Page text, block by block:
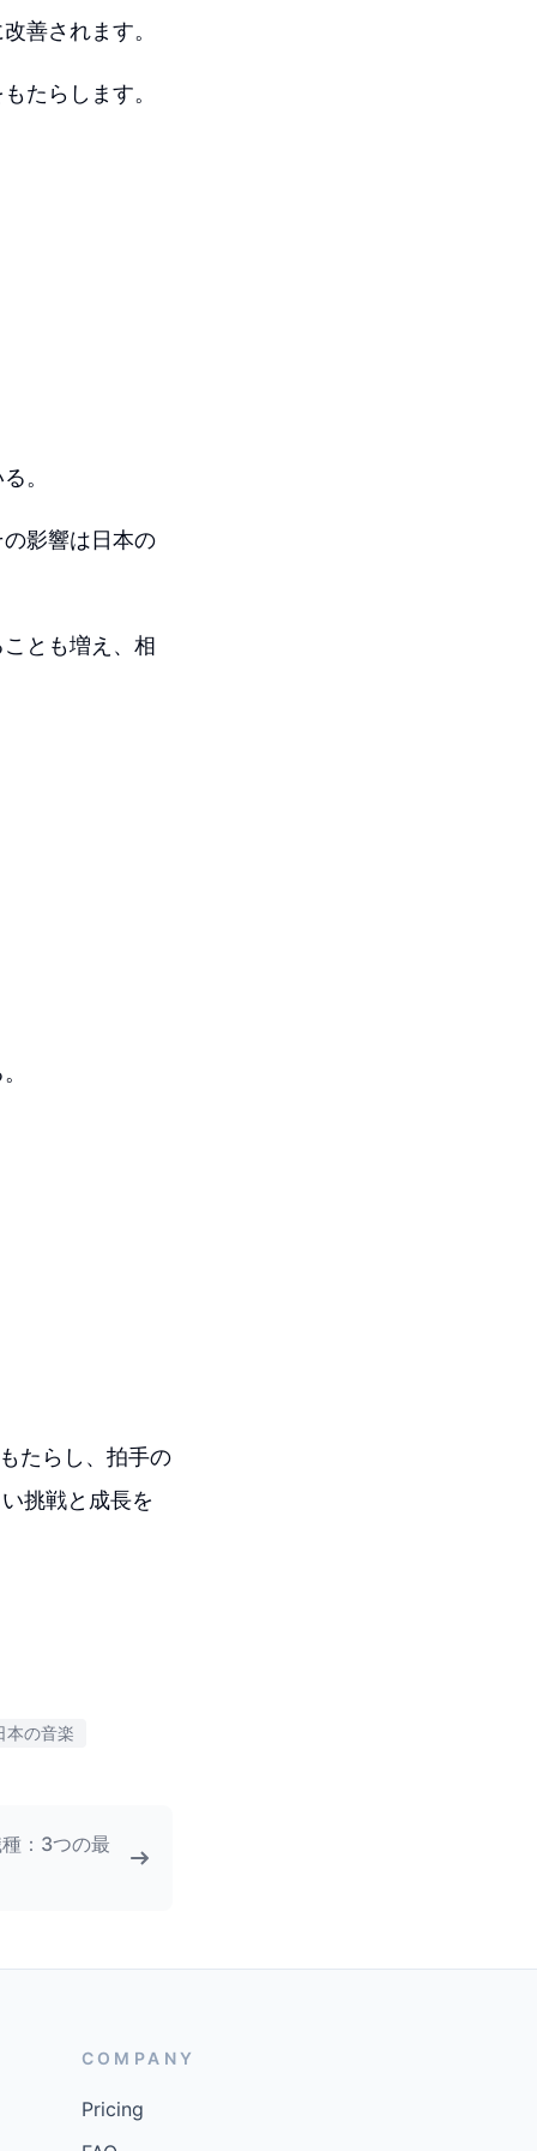
善されます。
たらします。
。
影響は日本の
とも増え、相
たらし、拍手の
挑戦と成長を
本の音楽
：3つの最
COMPANY
Pricing